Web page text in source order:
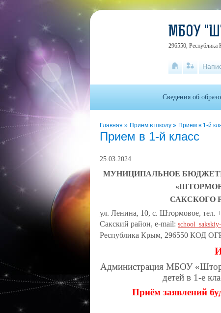
Главная » Прием в школу » Прием в 1-й
Прием в 1-й класс
25.03.2024
МУНИЦИПАЛЬНОЕ
САКСКОГО
ул. Ленина, 10, с. Штормовое, тел.
Сакский район, е-mail:
Республика Крым, 296550 КОД
Администрация МБОУ
детей в 1-е
Приём заявлений
МБОУ
296550,
Сведения об